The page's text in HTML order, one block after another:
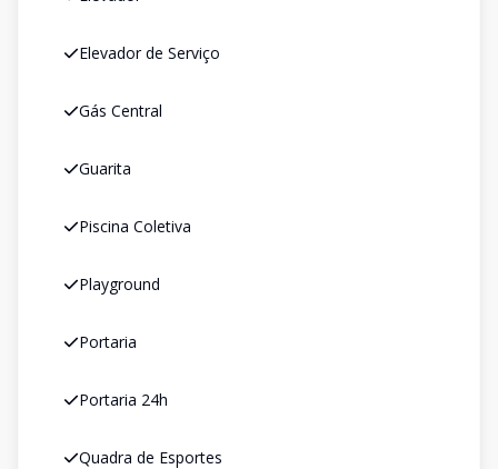
Elevador de Serviço
Gás Central
Guarita
Piscina Coletiva
Playground
Portaria
Portaria 24h
Quadra de Esportes